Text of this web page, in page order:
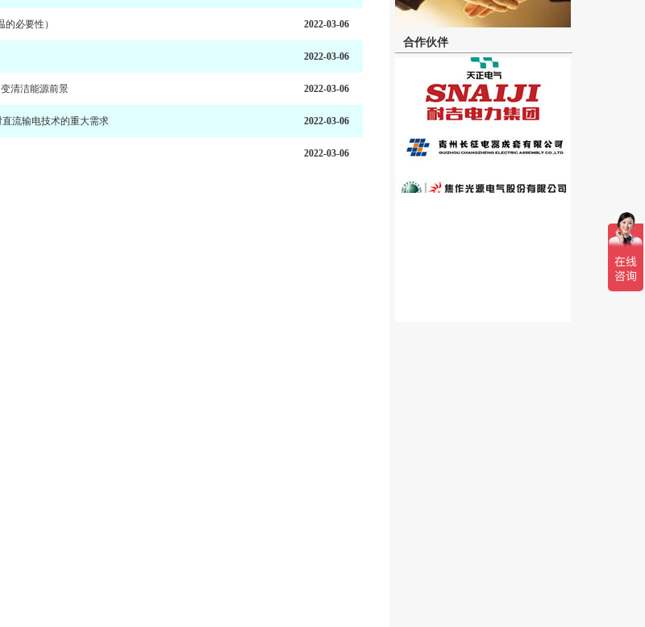
必要性） 2022-03-06
2022-03-06
清洁能源前景 2022-03-06
流输电技术的重大需求 2022-03-06
2022-03-06
合作伙伴